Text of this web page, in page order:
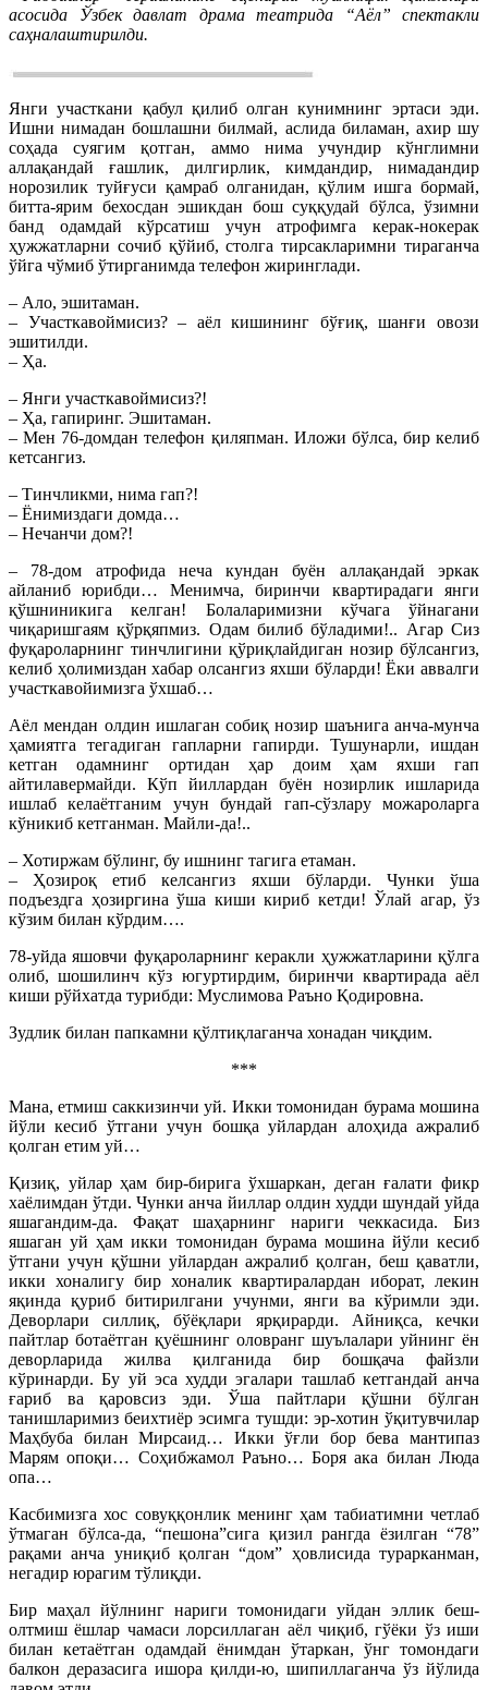
асосида Ўзбек давлат драма театрида “Аёл” спектакли
саҳналаштирилди.
Янги участкани қабул қилиб олган кунимнинг эртаси эди.
Ишни нимадан бошлашни билмай, аслида биламан, ахир шу
соҳада суягим қотган, аммо нима учундир кўнглимни
аллақандай ғашлик, дилгирлик, кимдандир, нимадандир
норозилик туйғуси қамраб олганидан, қўлим ишга бормай,
битта-ярим бехосдан эшикдан бош суққудай бўлса, ўзимни
банд одамдай кўрсатиш учун атрофимга керак-нокерак
ҳужжатларни сочиб қўйиб, столга тирсакларимни тираганча
ўйга чўмиб ўтирганимда телефон жиринглади.
– Ало, эшитаман.
– Участкавоймисиз? – аёл кишининг бўғиқ, шанғи овози
эшитилди.
– Ҳа.
– Янги участкавоймисиз?!
– Ҳа, гапиринг. Эшитаман.
– Мен 76-домдан телефон қиляпман. Иложи бўлса, бир келиб
кетсангиз.
– Тинчликми, нима гап?!
– Ёнимиздаги домда…
– Нечанчи дом?!
– 78-дом атрофида неча кундан буён аллақандай эркак
айланиб юрибди… Менимча, биринчи квартирадаги янги
қўшниникига келган! Болаларимизни кўчага ўйнагани
чиқаришгаям қўрқяпмиз. Одам билиб бўладими!.. Агар Сиз
фуқароларнинг тинчлигини қўриқлайдиган нозир бўлсангиз,
келиб ҳолимиздан хабар олсангиз яхши бўларди! Ёки аввалги
участкавойимизга ўхшаб…
Аёл мендан олдин ишлаган собиқ нозир шаънига анча-мунча
ҳамиятга тегадиган гапларни гапирди. Тушунарли, ишдан
кетган одамнинг ортидан ҳар доим ҳам яхши гап
айтилавермайди. Кўп йиллардан буён нозирлик ишларида
ишлаб келаётганим учун бундай гап-сўзлару можароларга
кўникиб кетганман. Майли-да!..
– Хотиржам бўлинг, бу ишнинг тагига етаман.
– Ҳозироқ етиб келсангиз яхши бўларди. Чунки ўша
подъездга ҳозиргина ўша киши кириб кетди! Ўлай агар, ўз
кўзим билан кўрдим….
78-уйда яшовчи фуқароларнинг керакли ҳужжатларини қўлга
олиб, шошилинч кўз югуртирдим, биринчи квартирада аёл
киши рўйхатда турибди: Муслимова Раъно Қодировна.
Зудлик билан папкамни қўлтиқлаганча хонадан чиқдим.
***
Мана, етмиш саккизинчи уй. Икки томонидан бурама мошина
йўли кесиб ўтгани учун бошқа уйлардан алоҳида ажралиб
қолган етим уй…
Қизиқ, уйлар ҳам бир-бирига ўхшаркан, деган ғалати фикр
хаёлимдан ўтди. Чунки анча йиллар олдин худди шундай уйда
яшагандим-да. Фақат шаҳарнинг нариги чеккасида. Биз
яшаган уй ҳам икки томонидан бурама мошина йўли кесиб
ўтгани учун қўшни уйлардан ажралиб қолган, беш қаватли,
икки хоналигу бир хоналик квартиралардан иборат, лекин
яқинда қуриб битирилгани учунми, янги ва кўримли эди.
Деворлари силлиқ, бўёқлари ярқирарди. Айниқса, кечки
пайтлар ботаётган қуёшнинг оловранг шуълалари уйнинг ён
деворларида жилва қилганида бир бошқача файзли
кўринарди. Бу уй эса худди эгалари ташлаб кетгандай анча
ғариб ва қаровсиз эди. Ўша пайт­лари қўшни бўлган
танишларимиз беихтиёр эсимга тушди: эр-хотин ўқитувчилар
Маҳбуба билан Мирсаид… Икки ўғли бор бева мантипаз
Марям опоқи… Соҳибжамол Раъно… Боря ака билан Люда
опа…
Касбимизга хос совуққонлик менинг ҳам табиатимни четлаб
ўтмаган бўлса-да, “пешона”сига қизил рангда ёзилган “78”
рақами анча униқиб қолган “дом” ҳовлисида турарканман,
негадир юрагим тўлиқди.
Бир маҳал йўлнинг нариги томонидаги уйдан эллик беш-
олтмиш ёшлар чамаси лорсиллаган аёл чиқиб, гўёки ўз иши
билан кетаётган одамдай ёнимдан ўтаркан, ўнг томондаги
балкон деразасига ишора қилди-ю, шипиллаганча ўз йўлида